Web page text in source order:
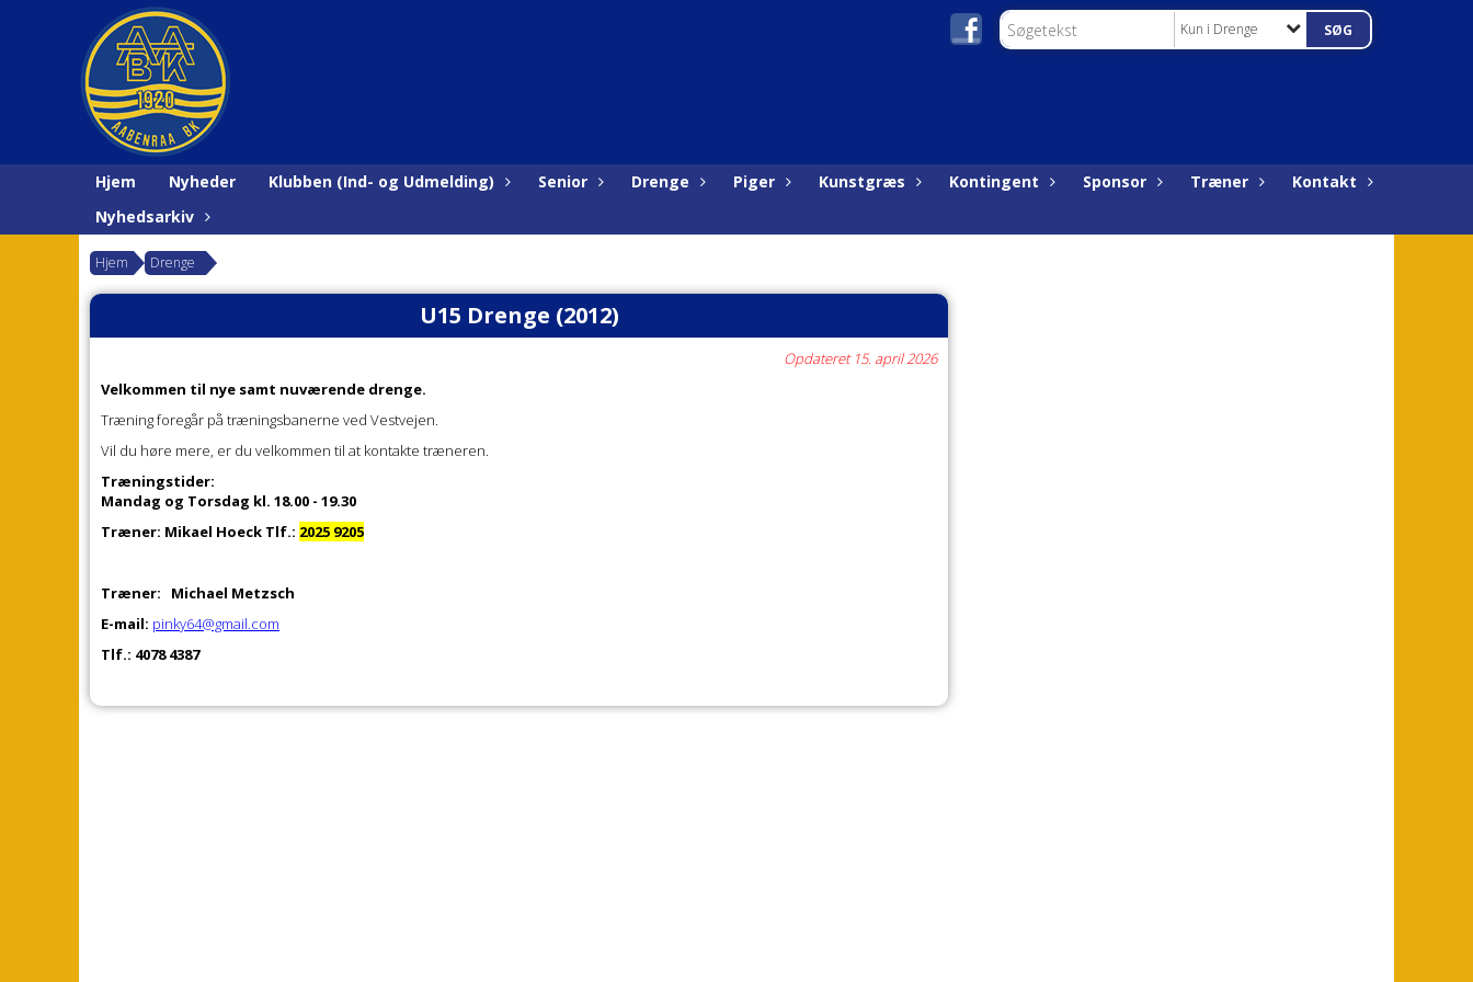
Kun i Drenge
Hjem Nyheder Klubben (Ind- og Udmelding) Senior Drenge Piger Kunstgræs Kontingent Sponsor Træner
Kontakt
Nyhedsarkiv
Hjem Drenge
U15 Drenge (2012)
Opdateret 15. april 2026
Velkommen til nye samt nuværende drenge.
Træning foregår på træningsbanerne ved Vestvejen.
Vil du høre mere, er du velkommen til at kontakte træneren.
Træningstider:
Mandag og Torsdag kl. 18.00 - 19.30
Træner: Mikael Hoeck Tlf.: 2025 9205
Træner:
Michael Metzsch
E-mail: pinky64@gmail.com
Tlf.: 4078 4387